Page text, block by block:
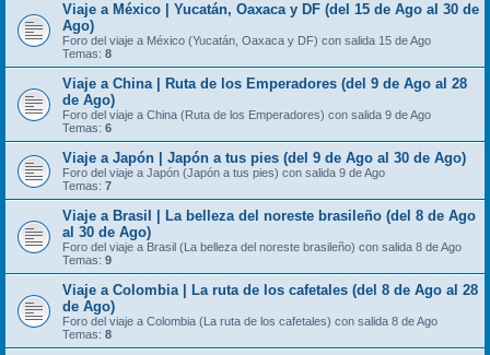
Viaje a México | Yucatán, Oaxaca y DF (del 15 de Ago al 30 de
Ago)
Foro del viaje a México (Yucatán, Oaxaca y DF) con salida 15 de Ago
Temas: 8
Viaje a China | Ruta de los Emperadores (del 9 de Ago al 28
de Ago)
Foro del viaje a China (Ruta de los Emperadores) con salida 9 de Ago
Temas: 6
Viaje a Japón | Japón a tus pies (del 9 de Ago al 30 de Ago)
Foro del viaje a Japón (Japón a tus pies) con salida 9 de Ago
Temas: 7
Viaje a Brasil | La belleza del noreste brasileño (del 8 de Ago
al 30 de Ago)
Foro del viaje a Brasil (La belleza del noreste brasileño) con salida 8 de Ago
Temas: 9
Viaje a Colombia | La ruta de los cafetales (del 8 de Ago al 28
de Ago)
Foro del viaje a Colombia (La ruta de los cafetales) con salida 8 de Ago
Temas: 8